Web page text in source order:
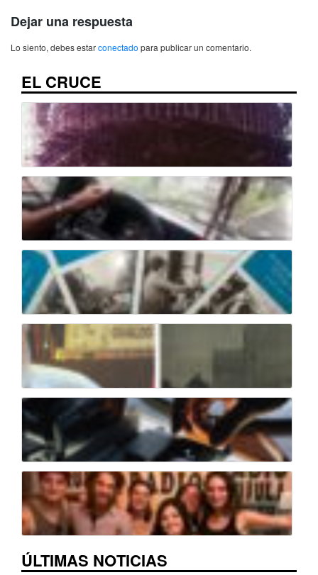
Dejar una respuesta
Lo siento, debes estarconectado para publicar un comentario.
EL CRUCE
ÚLTIMAS NOTICIAS